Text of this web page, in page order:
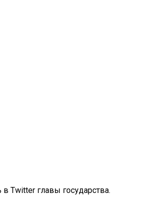
Twitter главы государства.